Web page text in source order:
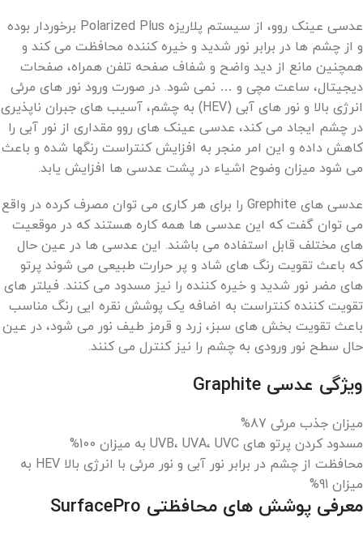
عدسی عینک روو، از سیستم پلاریزه Polarized Plus برخوردار بوده
و از چشم ها در برابر نور شدید و خیره کننده محافظت می کند و
همچنین مانع از دید واضح و شفاف صفحه تلفن همراه، صفحات
دیجیتال، ساعت مچی و … نمی شود. در صورت ورود نور های مرئی
انرژی بالا و نور های آبی (HEV) به چشم، آسیب های جبران ناپذیری
در چشم ایجاد می کند، عدسی عینک های روو مقداری از نور آبی را
کاهش داده و این امر منجر به افزایش کنتراست رنگها شده و باعث
می شود میزان وضوح اشیاء در پشت عدسی ها افزایش یابد.
عدسی های Grephite را برای هر کاری می توان مصرف کرده در واقع
می توان گفت که این عدسی ها همه کاره هستند که در موقعیت
های مختلف قابل استفاده می باشند. این عدسی ها در عین حال
که باعث تقویت رنگ های شاد و پر حرارت طبیعی می شوند پرتو
های مضر نور شدید و خیره کننده را نیز مسدود می کنند. فیلتر های
تقویت کننده کنتراست به اضافه یک پوشش نقره ایی رنگ مناسب
باعث تقویت بخش های سبز، زرد و قرمز طیف نور می شود، در عین
حال سطح نور ورودی به چشم را نیز کنترل می کنند.
ویژگی عدسی Graphite
میزان جذب مرئی 87%
مسدود کردن پرتو های UVB، UVA، UVC به میزان 100%
محافظت از چشم در برابر نور آبی و نور مرئی با انرژی بالا HEV به
میزان 91%
معرفی پوشش های محافظتی SurfacePro